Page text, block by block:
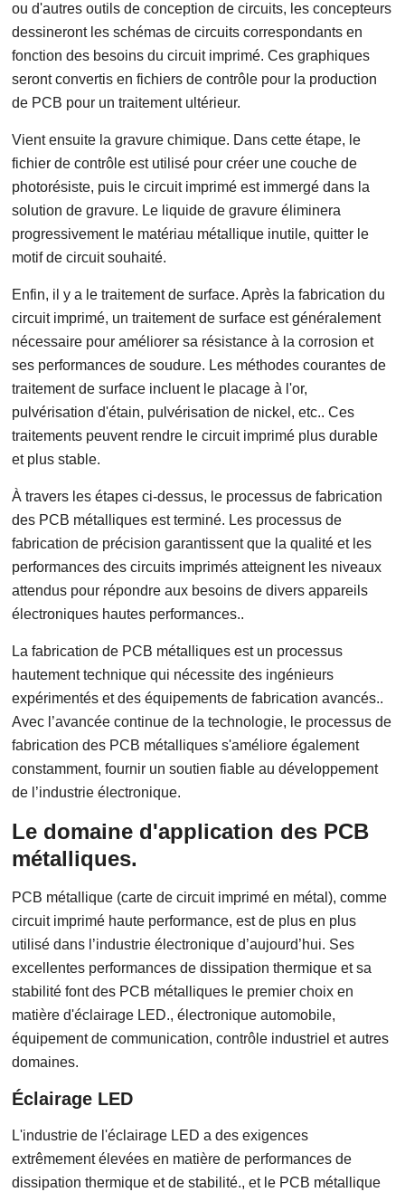
ou d'autres outils de conception de circuits, les concepteurs
dessineront les schémas de circuits correspondants en
fonction des besoins du circuit imprimé. Ces graphiques
seront convertis en fichiers de contrôle pour la production
de PCB pour un traitement ultérieur.
Vient ensuite la gravure chimique. Dans cette étape, le
fichier de contrôle est utilisé pour créer une couche de
photorésiste, puis le circuit imprimé est immergé dans la
solution de gravure. Le liquide de gravure éliminera
progressivement le matériau métallique inutile, quitter le
motif de circuit souhaité.
Enfin, il y a le traitement de surface. Après la fabrication du
circuit imprimé, un traitement de surface est généralement
nécessaire pour améliorer sa résistance à la corrosion et
ses performances de soudure. Les méthodes courantes de
traitement de surface incluent le placage à l'or,
pulvérisation d'étain, pulvérisation de nickel, etc.. Ces
traitements peuvent rendre le circuit imprimé plus durable
et plus stable.
À travers les étapes ci-dessus, le processus de fabrication
des PCB métalliques est terminé. Les processus de
fabrication de précision garantissent que la qualité et les
performances des circuits imprimés atteignent les niveaux
attendus pour répondre aux besoins de divers appareils
électroniques hautes performances..
La fabrication de PCB métalliques est un processus
hautement technique qui nécessite des ingénieurs
expérimentés et des équipements de fabrication avancés..
Avec l’avancée continue de la technologie, le processus de
fabrication des PCB métalliques s'améliore également
constamment, fournir un soutien fiable au développement
de l’industrie électronique.
Le domaine d'application des PCB
métalliques.
PCB métallique (carte de circuit imprimé en métal), comme
circuit imprimé haute performance, est de plus en plus
utilisé dans l’industrie électronique d’aujourd’hui. Ses
excellentes performances de dissipation thermique et sa
stabilité font des PCB métalliques le premier choix en
matière d'éclairage LED., électronique automobile,
équipement de communication, contrôle industriel et autres
domaines.
Éclairage LED
L'industrie de l'éclairage LED a des exigences
extrêmement élevées en matière de performances de
dissipation thermique et de stabilité., et le PCB métallique